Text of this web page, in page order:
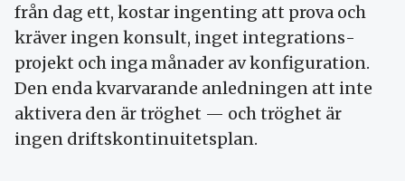
från dag ett, kostar ingenting att prova och
kräver ingen konsult, inget integrations­
projekt och inga månader av konfiguration.
Den enda kvar­varande anledningen att inte
aktivera den är tröghet — och tröghet är
ingen drifts­kontinuitets­plan.